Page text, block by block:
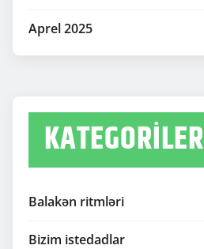
Aprel 2025
KATEGORILER
Balakən ritmləri
Bizim istedadlar